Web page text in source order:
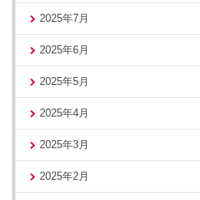
2025年7月
2025年6月
2025年5月
2025年4月
2025年3月
2025年2月